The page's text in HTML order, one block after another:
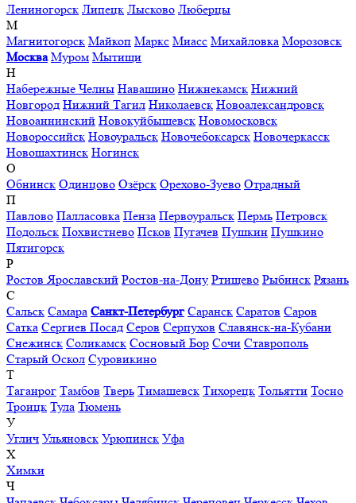
Лениногорск Липецк Лысково Люберцы
М
Магнитогорск Майкоп Маркс Миасс Михайловка Морозовск
Москва Муром Мытищи
Н
Набережные Челны Навашино Нижнекамск Нижний
Новгород Нижний Тагил Николаевск Новоалександровск
Новоаннинский Новокуйбышевск Новомосковск
Новороссийск Новоуральск Новочебоксарск Новочеркасск
Новошахтинск Ногинск
О
Обнинск Одинцово Озёрск Орехово-Зуево Отрадный
П
Павлово Палласовка Пенза Первоуральск Пермь Петровск
Подольск Похвистнево Псков Пугачев Пушкин Пушкино
Пятигорск
Р
Ростов Ярославский Ростов-на-Дону Ртищево Рыбинск Рязань
С
Сальск Самара Санкт-Петербург Саранск Саратов Саров
Сатка Сергиев Посад Серов Серпухов Славянск-на-Кубани
Снежинск Соликамск Сосновый Бор Сочи Ставрополь
Старый Оскол Суровикино
Т
Таганрог Тамбов Тверь Тимашевск Тихорецк Тольятти Тосно
Троицк Тула Тюмень
У
Углич Ульяновск Урюпинск Уфа
Х
Химки
Ч